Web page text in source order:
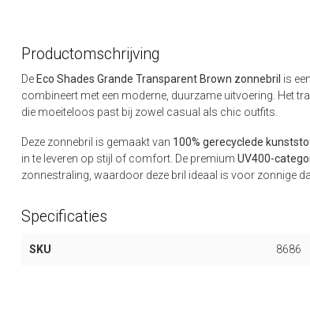
Productomschrijving
De Eco Shades Grande Transparent Brown zonnebril is
combineert met een moderne, duurzame uitvoering. Het
die moeiteloos past bij zowel casual als chic outfits.
Deze zonnebril is gemaakt van 100% gerecyclede
in te leveren op stijl of comfort. De premium UV400-
zonnestraling, waardoor deze bril ideaal is voor zonnige
Specificaties
SKU 8686